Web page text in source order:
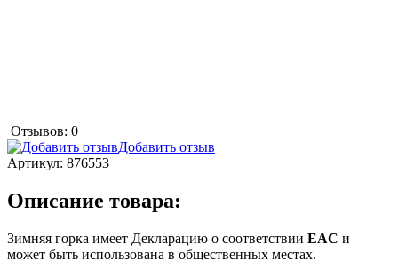
Отзывов: 0
Добавить отзыв
Артикул: 876553
Описание товара:
Зимняя горка имеет Декларацию о соответствии EAC и
может быть использована в общественных местах.